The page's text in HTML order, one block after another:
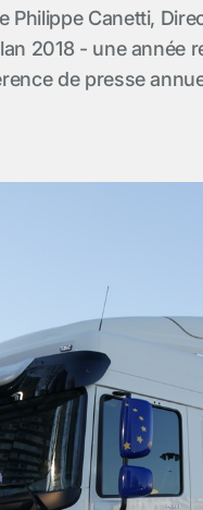
Philippe Canetti,
2018 - une année
de presse